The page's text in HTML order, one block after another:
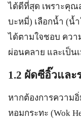
ได้ดีที่สุด เพราะคุณ
บะหมี่) เลือกน้ำ (น้ำ
ได้ตามใจชอบ ควา
ผ่อนคลาย และเป็น
1.2 ผัดซีอิ๊วและ
หากต้องการความ
หอมกระทะ (Wok